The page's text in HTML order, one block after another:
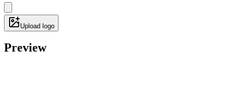
Upload logo
Preview